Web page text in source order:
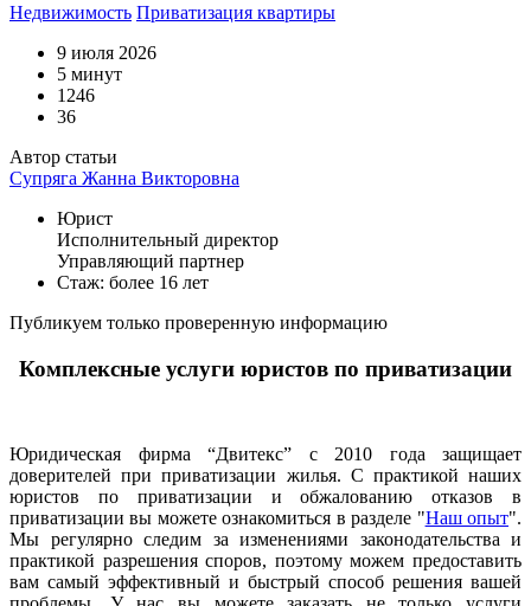
Недвижимость Приватизация квартиры
9 июля 2026
5 минут
1246
36
Автор статьи
Супряга Жанна Викторовна
Юрист
Исполнительный директор
Управляющий партнер
Стаж: более 16 лет
Публикуем только проверенную информацию
Комплексные услуги юристов по приватизации
Юридическая фирма “Двитекс” с 2010 года защищает
доверителей при приватизации жилья. С практикой наших
юристов по приватизации и обжалованию отказов в
приватизации вы можете ознакомиться в разделе "Наш опыт".
Мы регулярно следим за изменениями законодательства и
практикой разрешения споров, поэтому можем предоставить
вам самый эффективный и быстрый способ решения вашей